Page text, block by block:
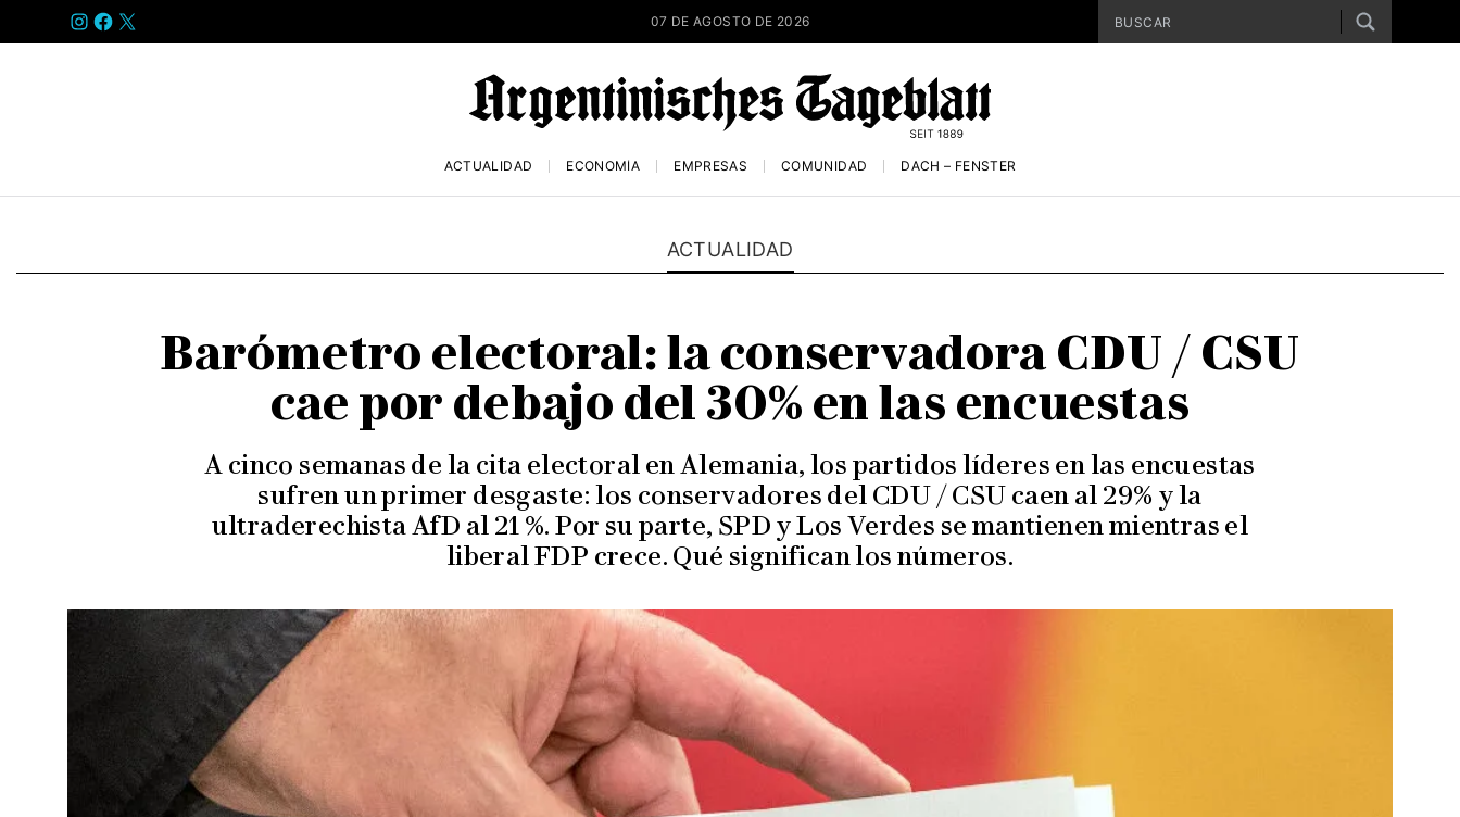
INSTAGRAM
FACEBOOK
X 07 DE AGOSTO DE 2026
ACTUALIDAD ECONOMÍA EMPRESAS COMUNIDAD DACH – FENSTER
ACTUALIDAD
Barómetro electoral: la conservadora CDU / CSU
cae por debajo del 30% en las encuestas
A cinco semanas de la cita electoral en Alemania, los partidos líderes en las encuestas
sufren un primer desgaste: los conservadores del CDU / CSU caen al 29% y la
ultraderechista AfD al 21 %. Por su parte, SPD y Los Verdes se mantienen mientras el
liberal FDP crece. Qué significan los números.